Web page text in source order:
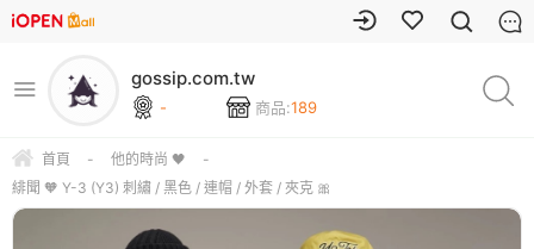
gossip.com.tw
- 商品:189
首頁 - 他的時尚 🖤
-
緋聞 🧡 Y-3 (Y3) 刺繡 / 黑色 / 連帽 / 外套 / 夾克 🎀